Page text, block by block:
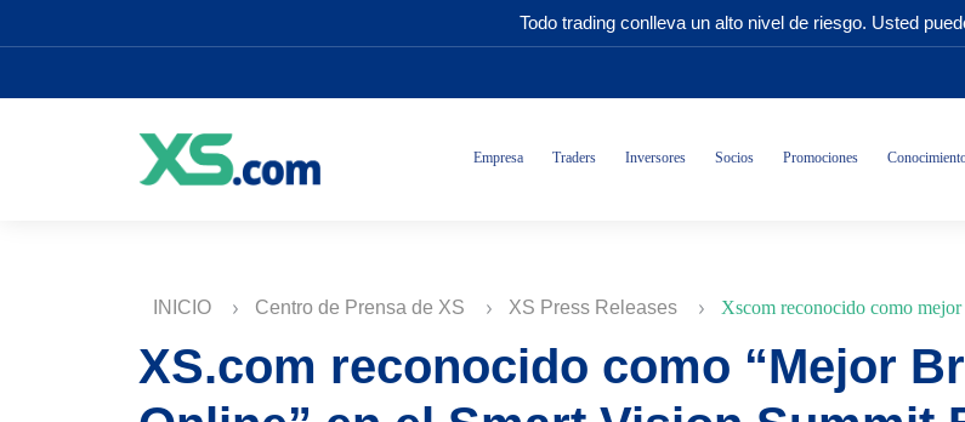
Todo trading conlleva un alto nivel de riesgo. Usted
Empresa Traders Inversores Socios Promociones
INICIO Centro de Prensa de XS XS Press Releases Xscom reconocido como
XS.com reconocido como “Mejor